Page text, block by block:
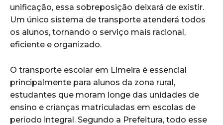
unificação, essa sobreposição deixará de existir.
Um único sistema de transporte atenderá todos
os alunos, tornando o serviço mais racional,
eficiente e organizado.
O transporte escolar em Limeira é essencial
principalmente para alunos da zona rural,
estudantes que moram longe das unidades de
ensino e crianças matriculadas em escolas de
período integral. Segundo a Prefeitura, todo esse